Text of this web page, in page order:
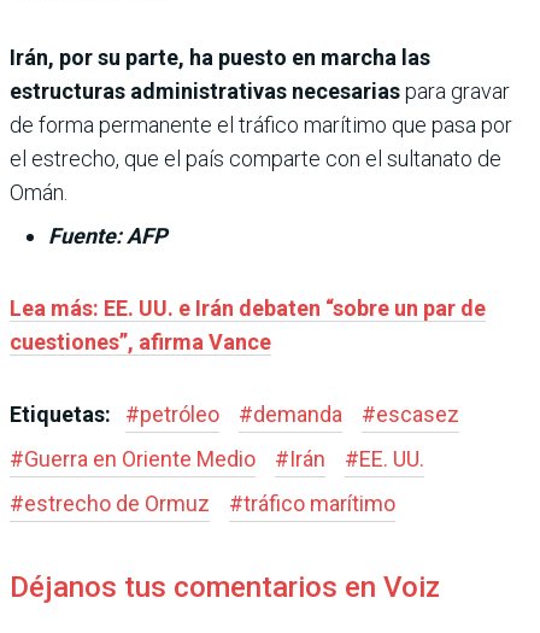
Irán, por su parte, ha puesto en marcha las
estructuras administrativas necesariaspara gravar
de forma permanente el tráfico marítimo que pasa por
el estrecho, que el país comparte con el sultanato de
Omán.
Fuente: AFP
Lea más: EE. UU. e Irán debaten “sobre un par de
cuestiones”, afirma Vance
Etiquetas: #petróleo #demanda #escasez
#Guerra en Oriente Medio #Irán #EE. UU.
#estrecho de Ormuz #tráfico marítimo
Déjanos tus comentarios en Voiz